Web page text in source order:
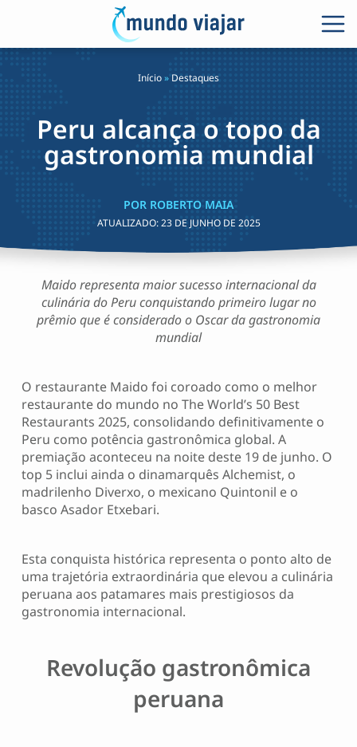
Início» Destaques
Peru alcança o topo da
gastronomia mundial
POR ROBERTO MAIA
ATUALIZADO:23 DE JUNHO DE 2025
Maido representa maior sucesso internacional da
culinária do Peru conquistando primeiro lugar no
prêmio que é considerado o Oscar da gastronomia
mundial
O restaurante Maido foi coroado como o melhor
restaurante do mundo no The World’s 50 Best
Restaurants 2025, consolidando definitivamente o
Peru como potência gastronômica global. A
premiação aconteceu na noite deste 19 de junho. O
top 5 inclui ainda o dinamarquês Alchemist, o
madrilenho Diverxo, o mexicano Quintonil e o
basco Asador Etxebari.
Esta conquista histórica representa o ponto alto de
uma trajetória extraordinária que elevou a culinária
peruana aos patamares mais prestigiosos da
gastronomia internacional.
Revolução gastronômica
peruana